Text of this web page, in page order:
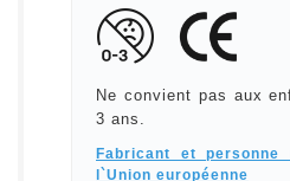
Ne convient pas aux
3 ans.
Fabricant et personne
l`Union européenne